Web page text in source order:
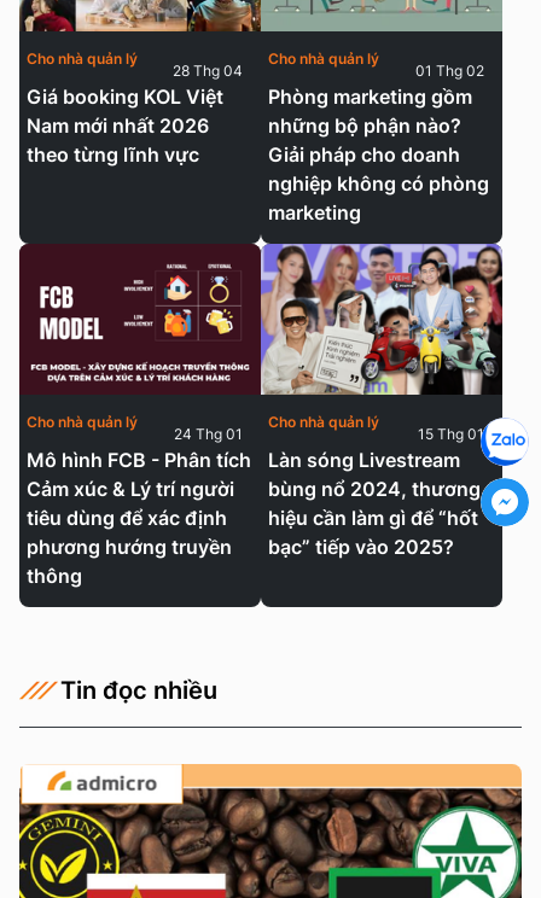
Giá booking KOL Việt
Nam mới nhất 2026
theo từng lĩnh vực
Cho nhà quản lý
28 Thg 04
Phòng marketing gồm
những bộ phận nào?
Giải pháp cho doanh
nghiệp không có phòng
marketing
Cho nhà quản lý
01 Thg 02
Mô hình FCB - Phân tích
Cảm xúc & Lý trí người
tiêu dùng để xác định
phương hướng truyền
thông
Cho nhà quản lý
24 Thg 01
Làn sóng Livestream
bùng nổ 2024, thương
hiệu cần làm gì để “hốt
bạc” tiếp vào 2025?
Cho nhà quản lý
15 Thg 01
Tin đọc nhiều